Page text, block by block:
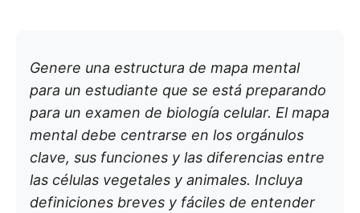
Genere una estructura de mapa mental
para un estudiante que se está preparando
para un examen de biología celular. El mapa
mental debe centrarse en los orgánulos
clave, sus funciones y las diferencias entre
las células vegetales y animales. Incluya
definiciones breves y fáciles de entender